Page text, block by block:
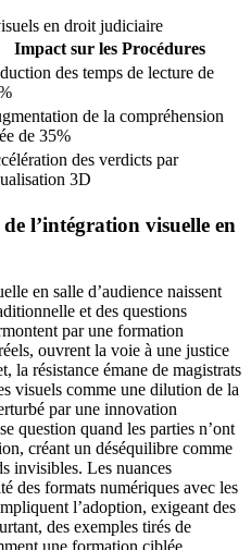
en droit judiciaire
Impact sur les Procédures
des temps de lecture de
de la compréhension
de 35%
des verdicts par
3D
l’intégration visuelle en
en salle d’audience naissent
et des questions
par une formation
ouvrent la voie à une justice
la résistance émane de magistrats
visuels comme une dilution de la
par une innovation
question quand les parties n’ont
créant un déséquilibre comme
invisibles. Les nuances
des formats numériques avec les
l’adoption, exigeant des
des exemples tirés de
une formation ciblée